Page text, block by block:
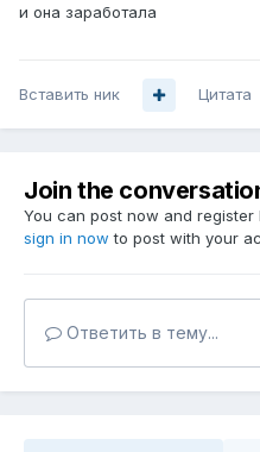
и она заработала
Вставить ник Цитата
Join the
You can post now and
sign in now to post with your
Ответить в тему...